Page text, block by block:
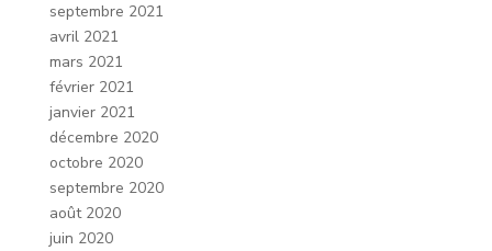
septembre 2021
avril 2021
mars 2021
février 2021
janvier 2021
décembre 2020
octobre 2020
septembre 2020
août 2020
juin 2020